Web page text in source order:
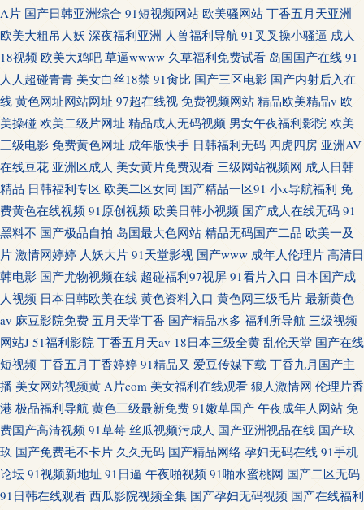
A片 国产日韩亚洲综合 91短视频网站 欧美骚网站 丁香五月天亚洲
欧美大粗吊人妖 深夜福利亚洲 人兽福利导航 91叉叉操小骚逼 成人
18视频 欧美大鸡吧 草逼wwww 久草福利免费试看 岛国国产在线 91
人人超碰青青 美女白丝18禁 91肏比 国产三区电影 国产内射后入在
线 黄色网址网站网址 97超在线视 免费视频网站 精品欧美精品v 欧
美操碰 欧美二级片网址 精品成人无码视频 男女午夜福利影院 欧美
三级电影 免费黄色网址 成年版快手 日韩福利无码 四虎四房 亚洲AV
在线豆花 亚洲区成人 美女黄片免费观看 三级网站视频网 成人日韩
精品 日韩福利专区 欧美二区女同 国产精品一区91 小x导航福利 免
费黄色在线视频 91原创视频 欧美日韩小视频 国产成人在线无码 91
黑料不 国产极品自拍 岛国最大色网站 精品无码国产二品 欧美一及
片 激情网婷婷 人妖大片 91天堂影视 国产www 成年人伦理片 高清日
韩电影 国产尤物视频在线 超碰福利97视屏 91看片入口 日本国产成
人视频 日本日韩欧美在线 黄色资料入口 黄色网三级毛片 最新黄色
av 麻豆影院免费 五月天堂丁香 国产精品水多 福利所导航 三级视频
网站J 51福利影院 丁香五月天av 18日本三级全黄 乱伦天堂 国产在线
短视频 丁香五月丁香婷婷 91精品又 爱豆传媒下载 丁香九月国产主
播 美女网站视频黄 A片com 美女福利在线观看 狼人激情网 伦理片香
港 极品福利导航 黄色三级最新免费 91嫩草国产 午夜成年人网站 免
费国产高清视频 91草莓 丝瓜视频污成人 国产亚洲视品在线 国产玖
玖 国产免费毛不卡片 久久无码 国产精品网络 孕妇无码在线 91手机
论坛 91视频新地址 91日逼 午夜啪视频 91啪水蜜桃网 国产二区无码
91日韩在线观看 西瓜影院视频全集 国产孕妇无码视频 国产在线福利